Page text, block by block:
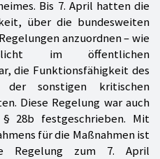
Bis 7. April hatten die
über die bundesweiten
anzuordnen – wie
im öffentlichen
die Funktionsfähigkeit des
der sonstigen kritischen
Diese Regelung war auch
28b festgeschrieben. Mit
für die Maßnahmen ist
Regelung zum 7. April